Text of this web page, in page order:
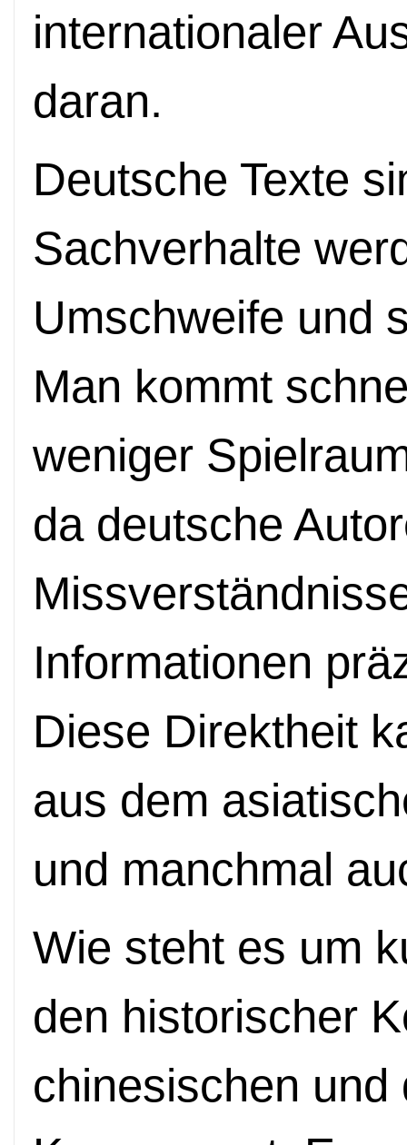
internationaler
daran.
Deutsche Texte
Sachverhalte
Umschweife und
Man kommt
weniger
da deutsche
Informationen
Diese Direktheit
aus dem
und manchmal
Wie steht es um
den historischer
chinesischen und